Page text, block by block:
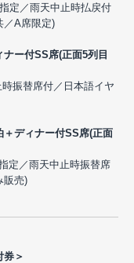
定／雨天中止時払戻付
／A席限定)
ナー付SS席(正面5列目
振替席付／日本語イヤ
＋ディナー付SS席(正面
定／雨天中止時振替席
販売)
＞